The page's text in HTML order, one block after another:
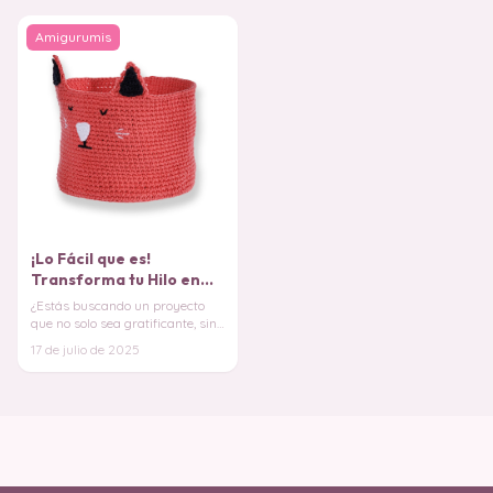
Amigurumis
¡Lo Fácil que es!
Transforma tu Hilo en
esta Cesta de Gatuna
PATRÓN
¿Estás buscando un proyecto
que no solo sea gratificante, sino
encanto
17 de julio de 2025